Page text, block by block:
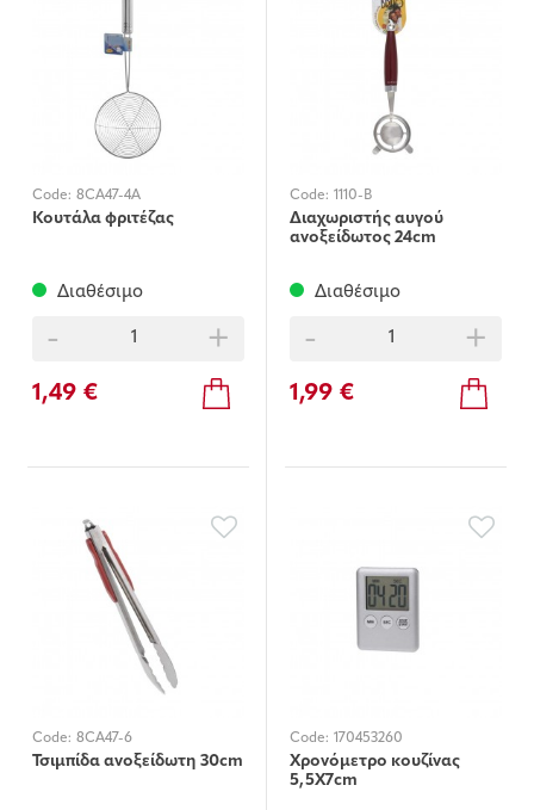
Code: 8CA47-4A
Κουτάλα φριτέζας
Διαθέσιμο
- +
1,49 €
Code: 1110-B
Διαχωριστής αυγού
ανοξείδωτος 24cm
Διαθέσιμο
- +
1,99 €
Code: 8CA47-6
Τσιμπίδα ανοξείδωτη 30cm
Code: 170453260
Χρονόμετρο κουζίνας
5,5Χ7cm